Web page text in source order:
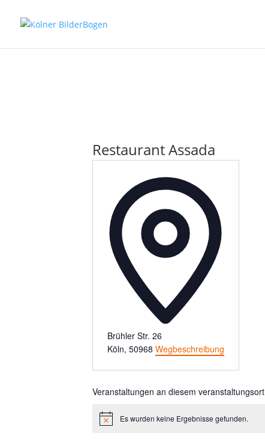
Restaurant Assada
Brühler Str. 26
Köln, 50968 Wegbeschreibung
Veranstaltungen an diesem veranstaltungsort
HinweisEs wurden keine Ergebnisse gefunden.